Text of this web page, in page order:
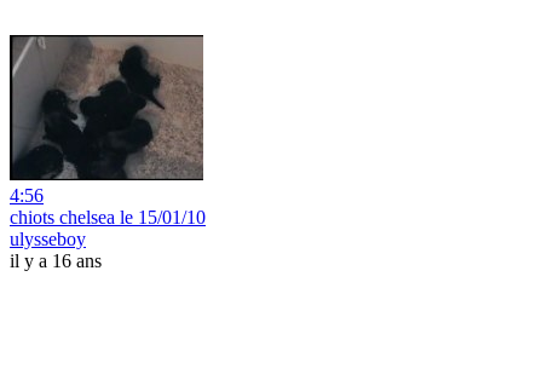
4:56
chiots chelsea le 15/01/10
ulysseboy
il y a 16 ans